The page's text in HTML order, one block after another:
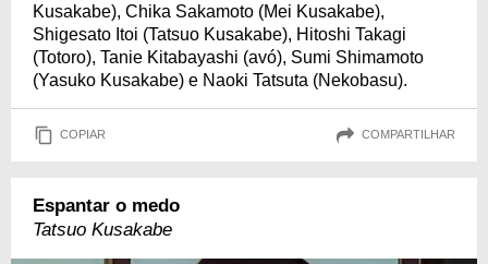
Kusakabe), Chika Sakamoto (Mei Kusakabe),
Shigesato Itoi (Tatsuo Kusakabe), Hitoshi Takagi
(Totoro), Tanie Kitabayashi (avó), Sumi Shimamoto
(Yasuko Kusakabe) e Naoki Tatsuta (Nekobasu).
COPIAR COMPARTILHAR
Espantar o medo
Tatsuo Kusakabe